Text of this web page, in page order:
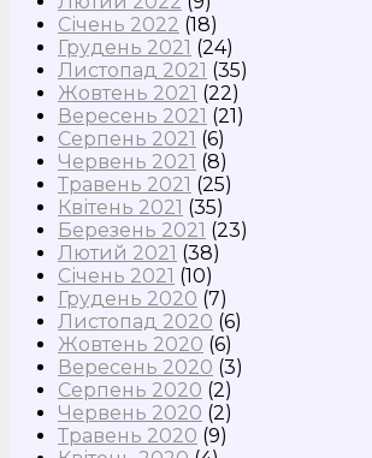
Січень 2022 (18)
Грудень 2021 (24)
Листопад 2021 (35)
Жовтень 2021 (22)
Вересень 2021 (21)
Серпень 2021 (6)
Червень 2021 (8)
Травень 2021 (25)
Квітень 2021 (35)
Березень 2021 (23)
Лютий 2021 (38)
Січень 2021 (10)
Грудень 2020 (7)
Листопад 2020 (6)
Жовтень 2020 (6)
Вересень 2020 (3)
Серпень 2020 (2)
Червень 2020 (2)
Травень 2020 (9)